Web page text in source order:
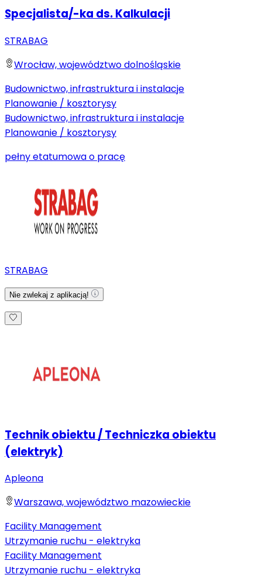
Specjalista/-ka ds. Kalkulacji
STRABAG
Wrocław, województwo dolnośląskie
Budownictwo, infrastruktura i instalacje
Planowanie / kosztorysy
Budownictwo, infrastruktura i instalacje
Planowanie / kosztorysy
pełny etatumowa o pracę
STRABAG
Nie zwlekaj z aplikacją!
Technik obiektu / Techniczka obiektu
(elektryk)
Apleona
Warszawa, województwo mazowieckie
Facility Management
Utrzymanie ruchu - elektryka
Facility Management
Utrzymanie ruchu - elektryka